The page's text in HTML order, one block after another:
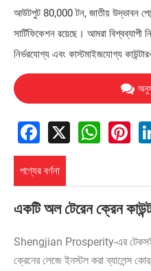
আউটপুট 80,000 টন, জাতীয় উদ্ভাবন
সার্টিফিকেশন রয়েছে। আমরা বিশ্বব্যাপী
নির্ভরযোগ্য এবং কাস্টমাইজযোগ্য
Facebook
X WhatsApp
পণ্যের বর্ণনা
একটি অল টেরেন ক্রেন
Shengjian Prosperity-এর টেকসই
ক্রেনের লেজে ইনস্টল করা ব্যালেন্স